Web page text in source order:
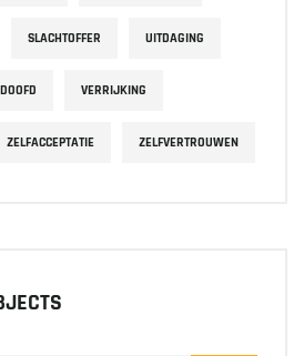
SLACHTOFFER UITDAGING
VERRIJKING
ZELFACCEPTATIE ZELFVERTROUWEN